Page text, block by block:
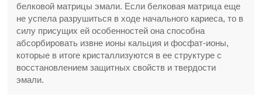
белковой матрицы эмали. Если белковая матрица еще
не успела разрушиться в ходе начального кариеса, то в
силу присущих ей особенностей она способна
абсорбировать извне ионы кальция и фосфат-ионы,
которые в итоге кристаллизуются в ее структуре с
восстановлением защитных свойств и твердости
эмали.